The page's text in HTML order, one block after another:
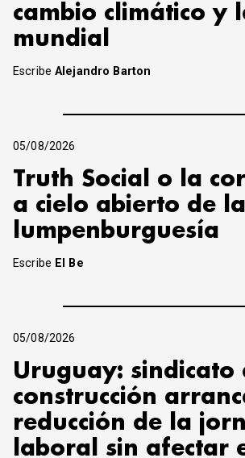
cambio climático y
mundial
EscribeAlejandro Barton
05/08/2026
Truth Social o la
a cielo abierto de la
lumpenburguesía
Escribe El Be
05/08/2026
Uruguay: sindicato
construcción
reducción de la
laboral sin afectar